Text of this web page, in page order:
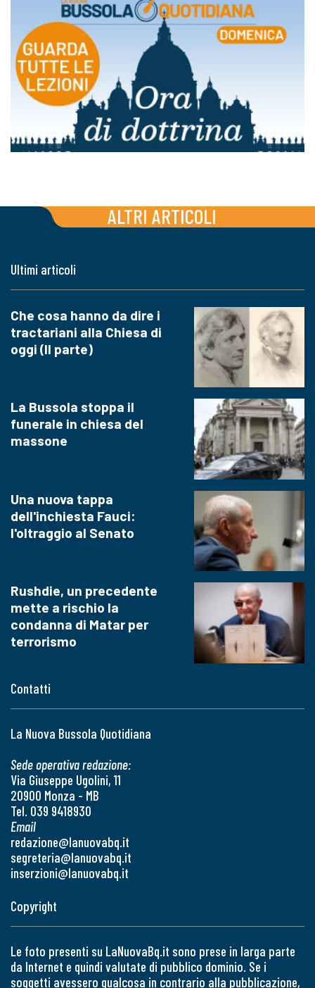
ALTRI ARTICOLI
Contatti
La Nuova Bussola Quotidiana
Sede operativa redazione:
Via Giuseppe Ugolini, 11
20900 Monza - MB
Tel. 039 9418930
Email
redazione@lanuovabq.it
segreteria@lanuovabq.it
inserzioni@lanuovabq.it
Ultimi articoli
Che cosa hanno da dire i
tractariani alla Chiesa di
oggi (II parte)
La Bussola stoppa il
funerale in chiesa del
massone
Una nuova tappa
dell'inchiesta Fauci:
l'oltraggio al Senato
Rushdie, un precedente
mette a rischio la
condanna di Matar per
terrorismo
Copyright
Le foto presenti su LaNuovaBq.it sono prese in larga parte
da Internet e quindi valutate di pubblico dominio. Se i
soggetti avessero qualcosa in contrario alla pubblicazione,